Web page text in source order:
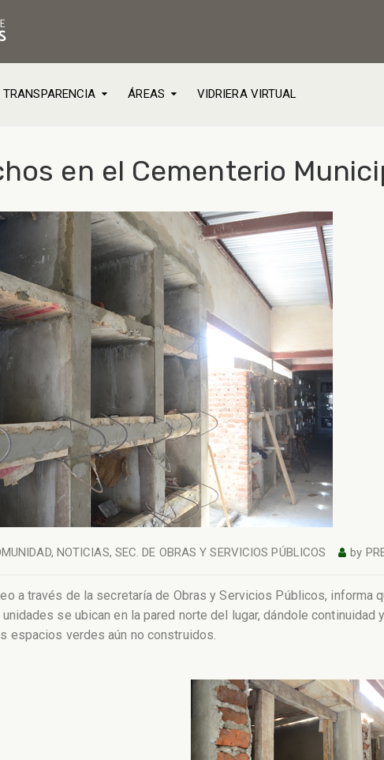
TRANSPARENCIA ÁREAS VIDRIERA VIRTUAL
en el Cementerio
, NOTICIAS, SEC. DE OBRAS Y SERVICIOS PÚBLICOS by
a través de la secretaría de Obras y Servicios Públicos,
se ubican en la pared norte del lugar, dándole
espacios verdes aún no construidos.